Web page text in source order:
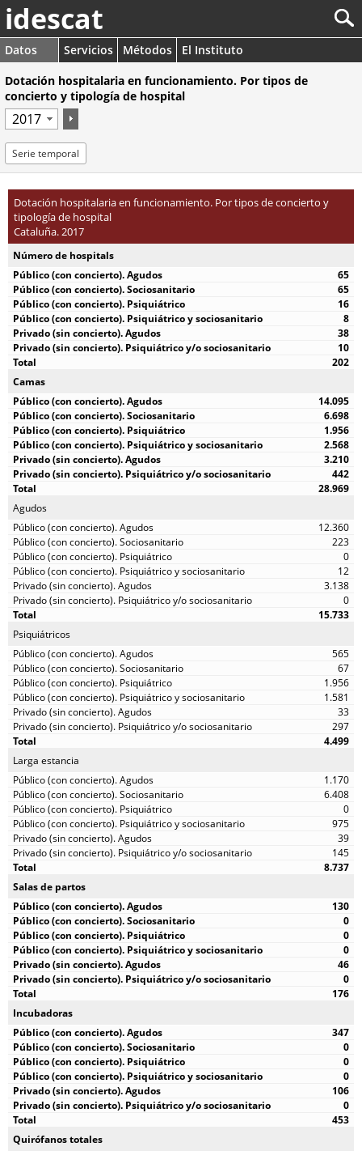
idescat
Datos Servicios Métodos
El Instituto
Dotación hospitalaria en funcionamiento. Por tipos de
concierto y tipología de hospital
Serie temporal
Dotación hospitalaria en funcionamiento. Por tipos de concierto y
tipología de hospital
Cataluña. 2017
Número de hospitals
65
65
16
8
38
10
202
Camas
14.095
6.698
1.956
2.568
3.210
442
28.969
Agudos
12.360
223
0
12
3.138
0
15.733
Psiquiátricos
565
67
1.956
1.581
33
297
4.499
Larga estancia
1.170
6.408
0
975
39
145
8.737
Salas de partos
130
0
0
0
46
0
176
Incubadoras
347
0
0
0
106
0
453
Quirófanos totales